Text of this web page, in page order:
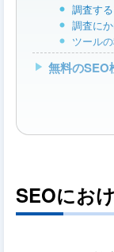
調査す
調査に
ツール
無料のSEO
SEOにお